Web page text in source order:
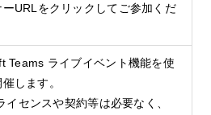
ーURLをクリックしてご参加くだ
Teams ライブイベント機能を使
します。
イセンスや契約等は必要なく、